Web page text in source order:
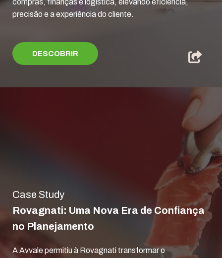
compras, finanças e logística, elevando eficiência,
precisão e a experiência do cliente.
DESCOBRIR
Case Study
Rovagnati: Uma Nova Era de Confiança
no Planejamento
A Avvale permitiu à Rovagnati transformar o